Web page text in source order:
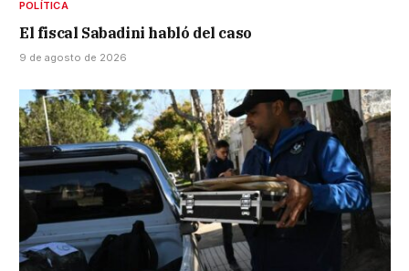
POLÍTICA
El fiscal Sabadini habló del caso
9 de agosto de 2026